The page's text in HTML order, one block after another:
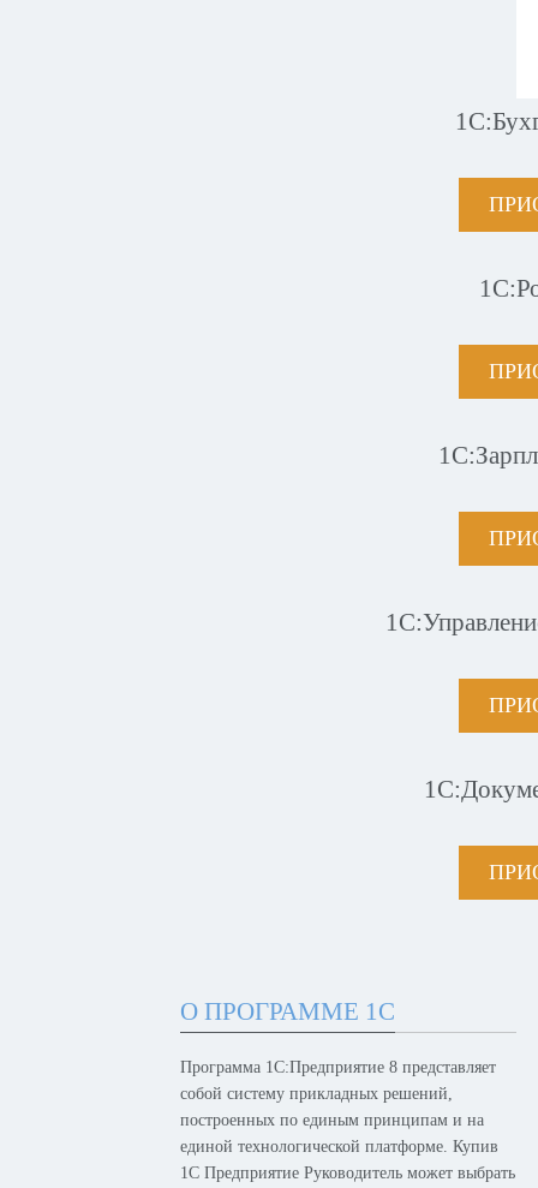
О ПРОГРАММЕ 1С
Программа 1С:Предприятие 8 представляет
собой систему прикладных решений,
построенных по единым принципам и на
единой технологической платформе. Купив
1С Предприятие Руководитель может выбрать